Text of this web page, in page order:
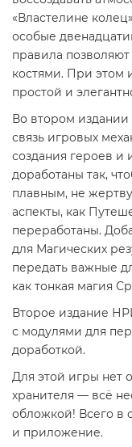
«Властелине
особые
правила
костями. При этом
простой и
Во втором издании
связь игровых
создания героев и
доработаны так,
плавным, не
аспекты, как
переработаны.
для Магических
передать важные
как тонкая магия
Второе издание
с модулями для
доработкой.
Для этой игры нет
хранителя — всё
обложкой! Всего в
и приложение.